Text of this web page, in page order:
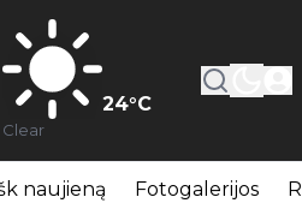
24°C
Clear
naujieną Fotogalerijos